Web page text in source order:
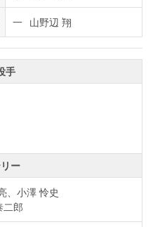
一 山野辺 翔
手
ー
、小澤 怜史
二郎